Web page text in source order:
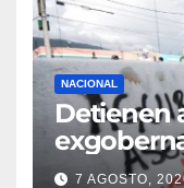
NACIONAL
Detienen
por el
7 AGOSTO,